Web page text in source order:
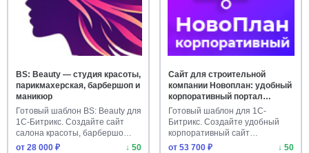
BS: Beauty — студия красоты,
парикмахерская, барбершоп и
маникюр
Готовый шаблон BS: Beauty для
1С-Битрикс. Создайте сайт
салона красоты, барбершо…
от 28 000 ₽
↓ 50
Сайт для строительной
компании Новоплан: удобный
корпоративный портал
застройщика
Готовый шаблон для 1С-
Битрикс. Создайте удобный
корпоративный сайт
застройщика с…
от 53 700 ₽ ↓ 50